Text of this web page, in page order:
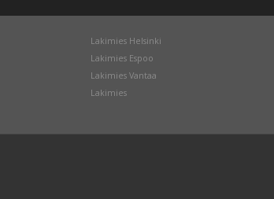
Lakimies Helsinki
Lakimies Espoo
Lakimies Vantaa
Lakimies